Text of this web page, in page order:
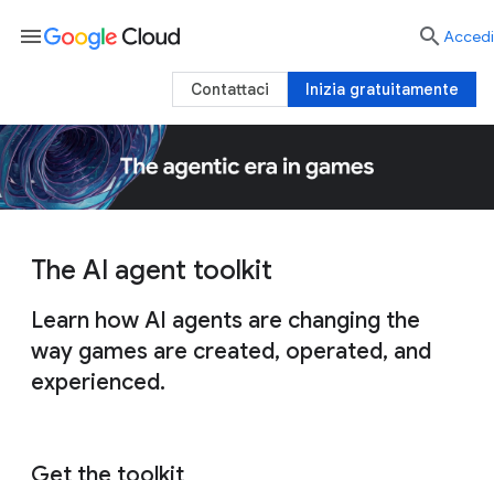
The AI agent toolkit
Learn how AI agents are changing the
way games are created, operated, and
experienced.
menu  Accedi
Inizia gratuitamente
Contattaci